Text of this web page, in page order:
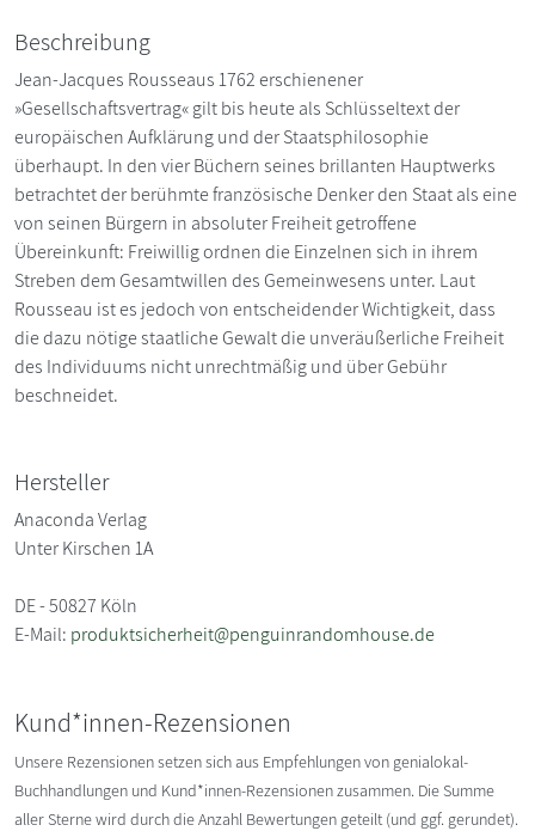
Beschreibung
Jean-Jacques Rousseaus 1762 erschienener
»Gesellschaftsvertrag« gilt bis heute als Schlüsseltext der
europäischen Aufklärung und der Staatsphilosophie
überhaupt. In den vier Büchern seines brillanten Hauptwerks
betrachtet der berühmte französische Denker den Staat als eine
von seinen Bürgern in absoluter Freiheit getroffene
Übereinkunft: Freiwillig ordnen die Einzelnen sich in ihrem
Streben dem Gesamtwillen des Gemeinwesens unter. Laut
Rousseau ist es jedoch von entscheidender Wichtigkeit, dass
die dazu nötige staatliche Gewalt die unveräußerliche Freiheit
des Individuums nicht unrechtmäßig und über Gebühr
beschneidet.
Hersteller
Anaconda Verlag
Unter Kirschen 1A
DE - 50827 Köln
E-Mail: produktsicherheit@penguinrandomhouse.de
Kund*innen-Rezensionen
Unsere Rezensionen setzen sich aus Empfehlungen von genialokal-
Buchhandlungen und Kund*innen-Rezensionen zusammen. Die Summe
aller Sterne wird durch die Anzahl Bewertungen geteilt (und ggf. gerundet).